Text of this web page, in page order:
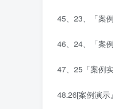
45、23、「案
46、24、「案
47、25「案例
48.26[案例演